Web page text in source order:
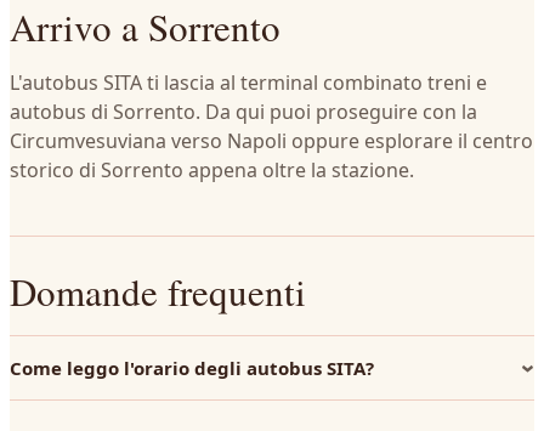
Arrivo a Sorrento
L'autobus SITA ti lascia al terminal combinato treni e
autobus di Sorrento. Da qui puoi proseguire con la
Circumvesuviana verso Napoli oppure esplorare il centro
storico di Sorrento appena oltre la stazione.
Domande frequenti
Come leggo l'orario degli autobus SITA?